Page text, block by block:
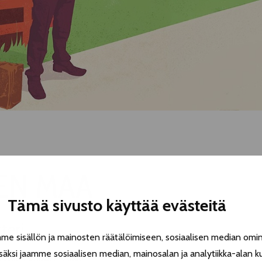
Tämä sivusto käyttää evästeitä
sisällön ja mainosten räätälöimiseen, sosiaalisen median
jaamme sosiaalisen median, mainosalan ja analytiikka-alan
MAA
Onnen maassa!